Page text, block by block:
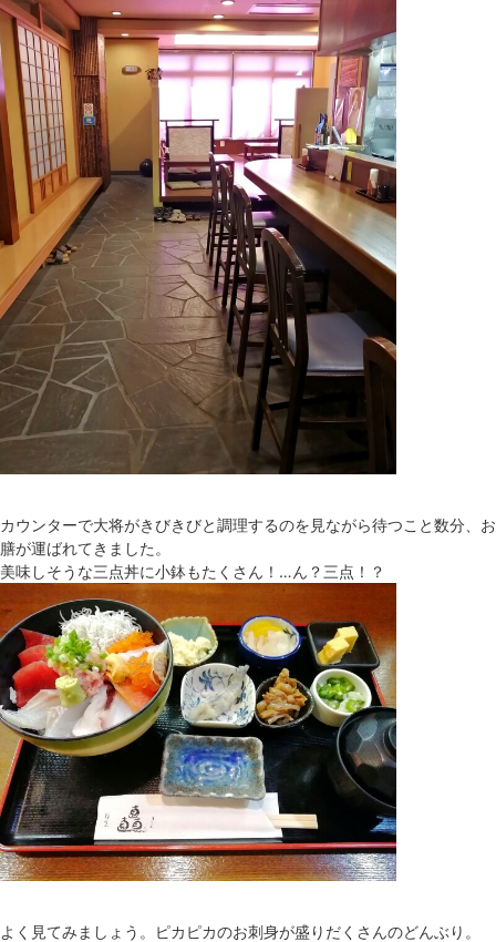
カウンターで大将がきびきびと調理するのを見ながら待つこと数分、お
膳が運ばれてきました。
美味しそうな三点丼に小鉢もたくさん！…ん？三点！？
よく見てみましょう。ピカピカのお刺身が盛りだくさんのどんぶり。